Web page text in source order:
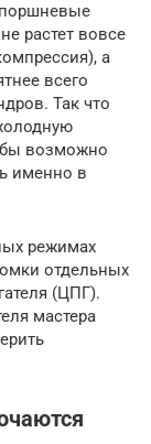
поршневые
растет вовсе
а
всего
Так что
возможно
именно в
режимах
отдельных
(ЦПГ).
мастера